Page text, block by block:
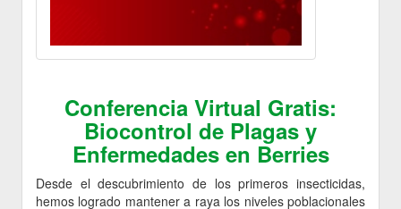
Conferencia Virtual Gratis:
Biocontrol de Plagas y
Enfermedades en Berries
Desde el descubrimiento de los primeros insecticidas,
hemos logrado mantener a raya los niveles poblacionales